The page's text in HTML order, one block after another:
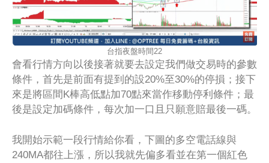
台指夜盤時間22
會看行情方向以後接著就要去設定我們做交易時的參數
條件，首先是前面有提到的設20%至30%的停損；接下
來是將區間K棒高低點加70點來當作移動停利條件；最
後是設定加碼條件，每次加一口且只願意賠最後一碼。
我開始示範一段行情給你看，下圖的多空電話線與
240MA都往上漲，所以我就先偏多看並在第一個紅色